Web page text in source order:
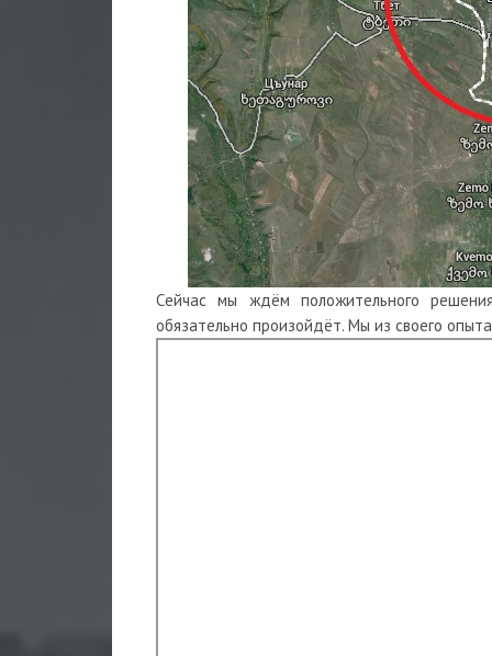
Сейчас мы ждём положительного
обязательно произойдёт. Мы из своего